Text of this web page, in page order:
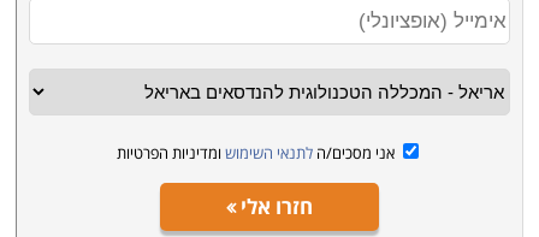
אני מסכים/ה לתנאי השימוש ומדיניות הפרטיות
חזרו אלי